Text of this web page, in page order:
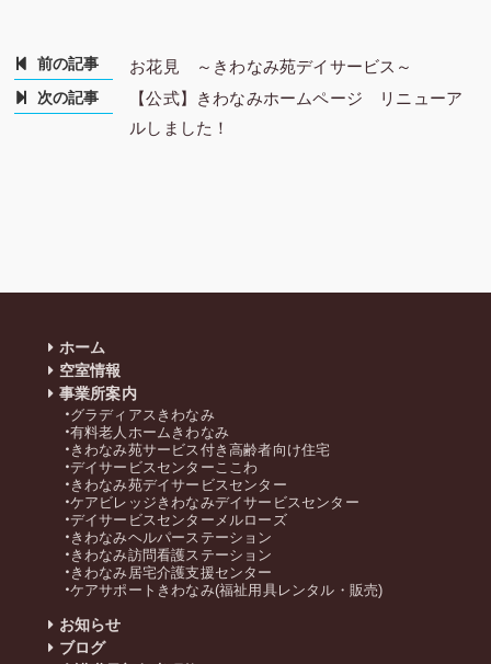
前の記事 お花見 ～きわなみ苑デイサービス～
次の記事
【公式】きわなみホームページ リニューア
ルしました！
ホーム
空室情報
事業所案内
グラディアスきわなみ
有料老人ホームきわなみ
きわなみ苑サービス付き高齢者向け住宅
デイサービスセンターここわ
きわなみ苑デイサービスセンター
ケアビレッジきわなみデイサービスセンター
デイサービスセンターメルローズ
きわなみヘルパーステーション
きわなみ訪問看護ステーション
きわなみ居宅介護支援センター
ケアサポートきわなみ(福祉用具レンタル・販売)
お知らせ
ブログ